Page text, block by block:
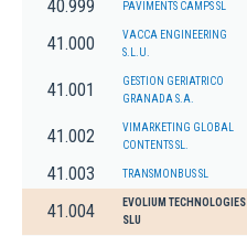
40.999 PAVIMENTS CAMPS SL
41.000
VACCA ENGINEERING
S.L.U.
41.001
GESTION GERIATRICO
GRANADA S.A.
41.002
VIMARKETING GLOBAL
CONTENTS SL.
41.003 TRANSMONBUS SL
41.004
EVOLIUM TECHNOLOGIES
SLU